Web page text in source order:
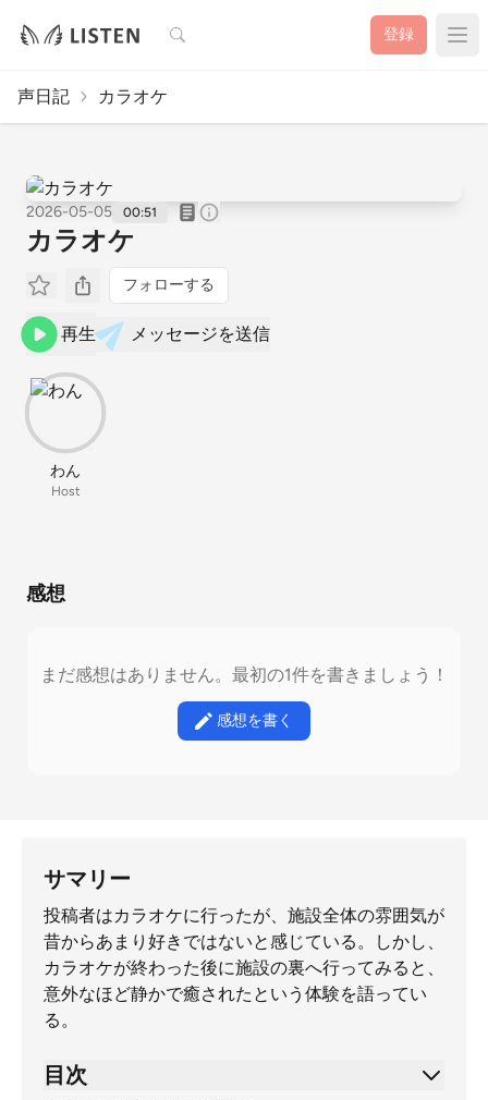
検索 登録
声日記 カラオケ
2026-05-05 00:51
カラオケ
フォローする
再生 メッセージを送信
わん
Host
感想
まだ感想はありません。最初の1件を書きましょう！
感想を書く
サマリー
投稿者はカラオケに行ったが、施設全体の雰囲気が
昔からあまり好きではないと感じている。しかし、
カラオケが終わった後に施設の裏へ行ってみると、
意外なほど静かで癒されたという体験を語ってい
る。
目次